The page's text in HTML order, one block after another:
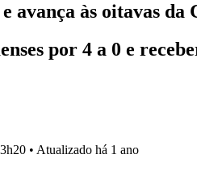
às oitavas da
por 4 a 0 e
• Atualizado há 1 ano